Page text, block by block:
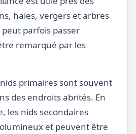
haies, vergers et arbres
parfois passer
remarqué par les
primaires sont souvent
des endroits abrités. En
les nids secondaires
et peuvent être